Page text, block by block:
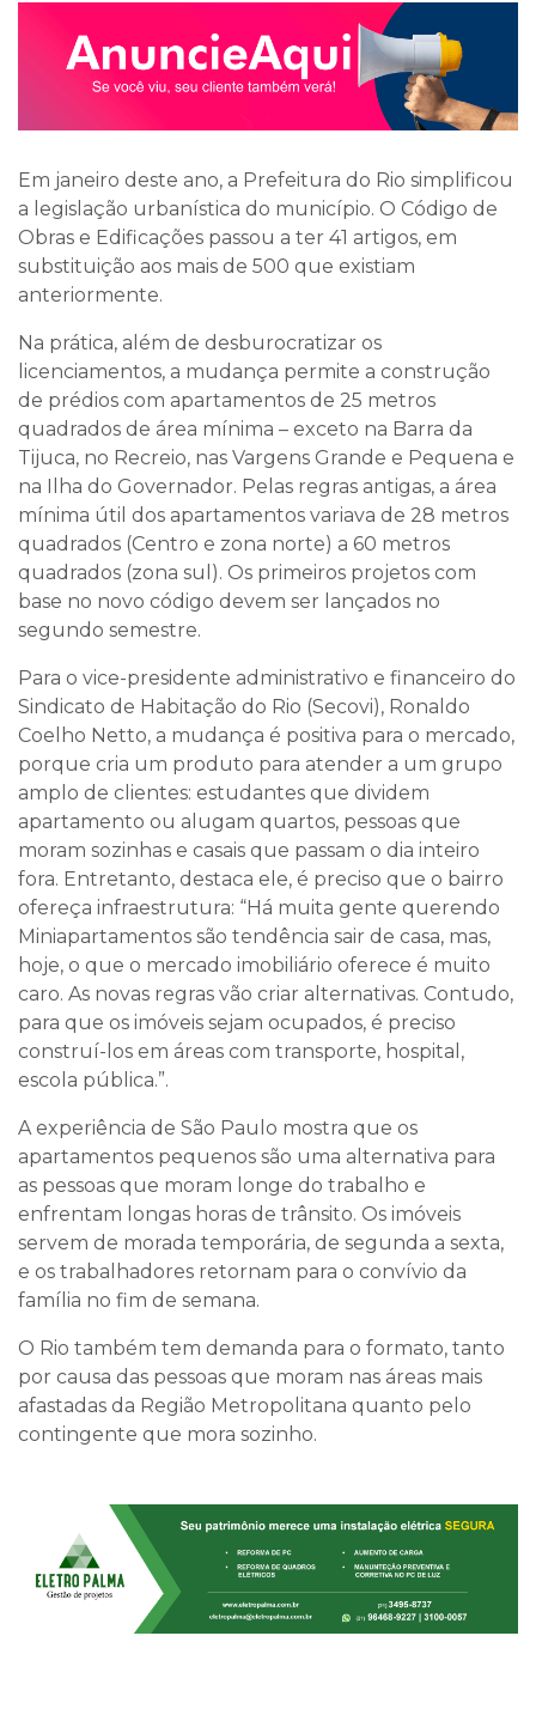
Em janeiro deste ano, a Prefeitura do Rio simplificou
a legislação urbanística do município. O Código de
Obras e Edificações passou a ter 41 artigos, em
substituição aos mais de 500 que existiam
anteriormente.
Na prática, além de desburocratizar os
licenciamentos, a mudança permite a construção
de prédios com apartamentos de 25 metros
quadrados de área mínima – exceto na Barra da
Tijuca, no Recreio, nas Vargens Grande e Pequena e
na Ilha do Governador. Pelas regras antigas, a área
mínima útil dos apartamentos variava de 28 metros
quadrados (Centro e zona norte) a 60 metros
quadrados (zona sul). Os primeiros projetos com
base no novo código devem ser lançados no
segundo semestre.
Para o vice-presidente administrativo e financeiro do
Sindicato de Habitação do Rio (Secovi), Ronaldo
Coelho Netto, a mudança é positiva para o mercado,
porque cria um produto para atender a um grupo
amplo de clientes: estudantes que dividem
apartamento ou alugam quartos, pessoas que
moram sozinhas e casais que passam o dia inteiro
fora. Entretanto, destaca ele, é preciso que o bairro
ofereça infraestrutura: “Há muita gente querendo
Miniapartamentos são tendência sair de casa, mas,
hoje, o que o mercado imobiliário oferece é muito
caro. As novas regras vão criar alternativas. Contudo,
para que os imóveis sejam ocupados, é preciso
construí-los em áreas com transporte, hospital,
escola pública.”.
A experiência de São Paulo mostra que os
apartamentos pequenos são uma alternativa para
as pessoas que moram longe do trabalho e
enfrentam longas horas de trânsito. Os imóveis
servem de morada temporária, de segunda a sexta,
e os trabalhadores retornam para o convívio da
família no fim de semana.
O Rio também tem demanda para o formato, tanto
por causa das pessoas que moram nas áreas mais
afastadas da Região Metropolitana quanto pelo
contingente que mora sozinho.